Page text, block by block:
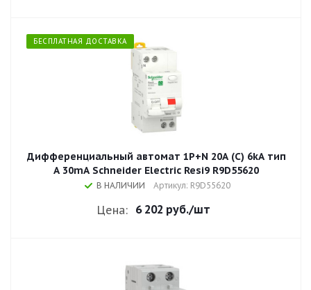
БЕСПЛАТНАЯ ДОСТАВКА
Дифференциальный автомат 1P+N 20A (C) 6kA тип
A 30mA Schneider Electric Resi9 R9D55620
В НАЛИЧИИ Артикул: R9D55620
Цена: 6 202 руб./шт